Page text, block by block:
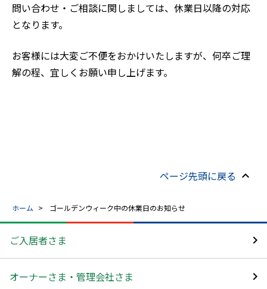
問い合わせ・ご相談に関しましては、休業日以降の対応
となります。
お客様には大変ご不便をおかけいたしますが、何卒ご理
解の程、宜しくお願い申し上げます。
ページ先頭に戻る
ホーム ゴールデンウィーク中の休業日のお知らせ
ご入居者さま
オーナーさま・管理会社さま